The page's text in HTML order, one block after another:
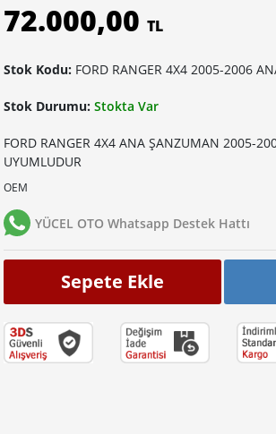
72.000,00 TL
Stok Kodu: FORD RANGER 4X4 2005-2006
Stok Durumu: Stokta Var
FORD RANGER 4X4 ANA ŞANZUMAN 2005-
UYUMLUDUR
OEM
YÜCEL OTO Whatsapp Destek Hattı
Sepete Ekle